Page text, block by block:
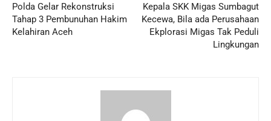
Polda Gelar Rekonstruksi
Tahap 3 Pembunuhan Hakim
Kelahiran Aceh
Kepala SKK Migas Sumbagut
Kecewa, Bila ada Perusahaan
Ekplorasi Migas Tak Peduli
Lingkungan